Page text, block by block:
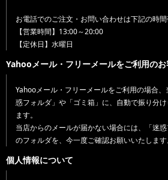
お電話でのご注文・お問い合わせは下記の時間
【営業時間】13:00～20:00
【定休日】水曜日
Yahooメール・フリーメールをご利用の
Yahooメール・フリーメールをご利用の場合
惑フォルダ」や「ゴミ箱」に、自動で振り分
ます。
当店からのメールが届かない場合には、「迷惑
のフォルダを、今一度ご確認お願いいたします
個人情報について